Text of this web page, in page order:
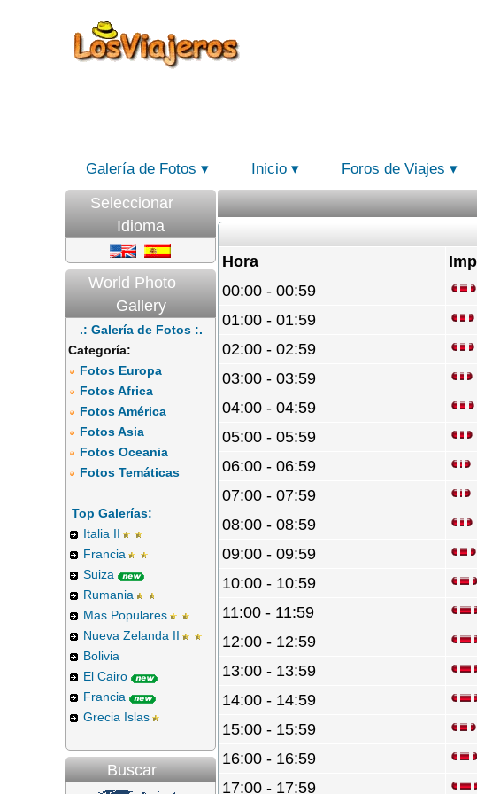
Galería de Fotos Inicio Foros de Viajes
Seleccionar
Idioma
World Photo
Gallery
.: Galería de Fotos :.
Categoría:
Fotos Europa
Fotos Africa
Fotos América
Fotos Asia
Fotos Oceania
Fotos Temáticas
Top Galerías:
Italia II
Francia
Suiza
Rumania
Mas Populares
Nueva Zelanda II
Bolivia
El Cairo
Francia
Grecia Islas
Buscar
Hora
00:00 - 00:59
01:00 - 01:59
02:00 - 02:59
03:00 - 03:59
04:00 - 04:59
05:00 - 05:59
06:00 - 06:59
07:00 - 07:59
08:00 - 08:59
09:00 - 09:59
10:00 - 10:59
11:00 - 11:59
12:00 - 12:59
13:00 - 13:59
14:00 - 14:59
15:00 - 15:59
16:00 - 16:59
17:00 - 17:59